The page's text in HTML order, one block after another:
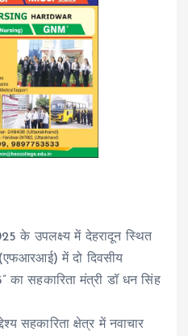
के उपलक्ष्य में देहरादून स्थित
में दो दिवसीय
का सहकारिता मंत्री डॉ धन सिंह
सहकारिता क्षेत्र में नवाचार